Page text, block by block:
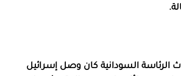
الرئاسة السودانية كان وصل إسرائيل